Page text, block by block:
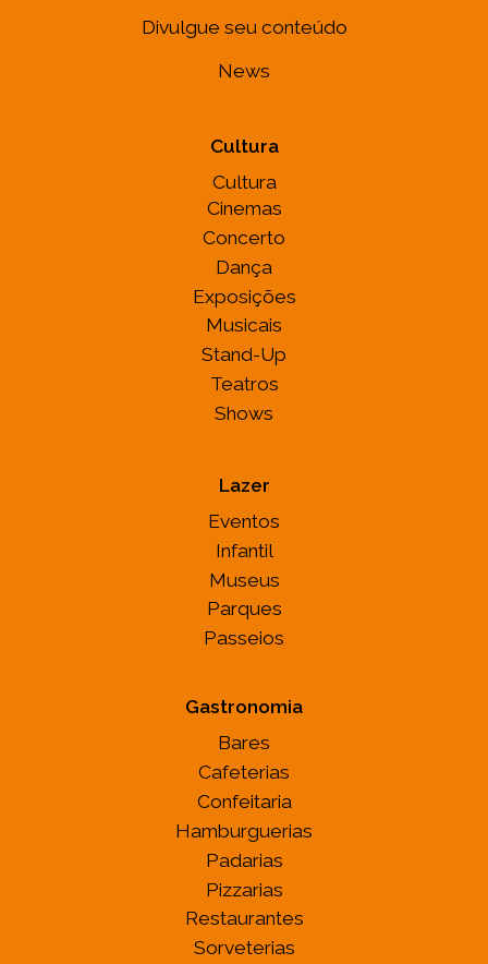
Divulgue seu conteúdo
News
Cultura
Cultura
Cinemas
Concerto
Dança
Exposições
Musicais
Stand-Up
Teatros
Shows
Lazer
Eventos
Infantil
Museus
Parques
Passeios
Gastronomia
Bares
Cafeterias
Confeitaria
Hamburguerias
Padarias
Pizzarias
Restaurantes
Sorveterias